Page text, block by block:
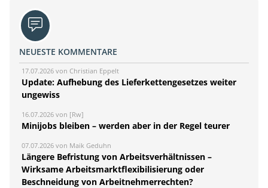
NEUESTE KOMMENTARE
17.07.2026 von Christian Eppelt
Update: Aufhebung des Lieferkettengesetzes weiter
ungewiss
16.07.2026 von [Rw]
Minijobs bleiben – werden aber in der Regel teurer
07.07.2026 von Maik Geduhn
Längere Befristung von Arbeitsverhältnissen –
Wirksame Arbeitsmarktflexibilisierung oder
Beschneidung von Arbeitnehmerrechten?